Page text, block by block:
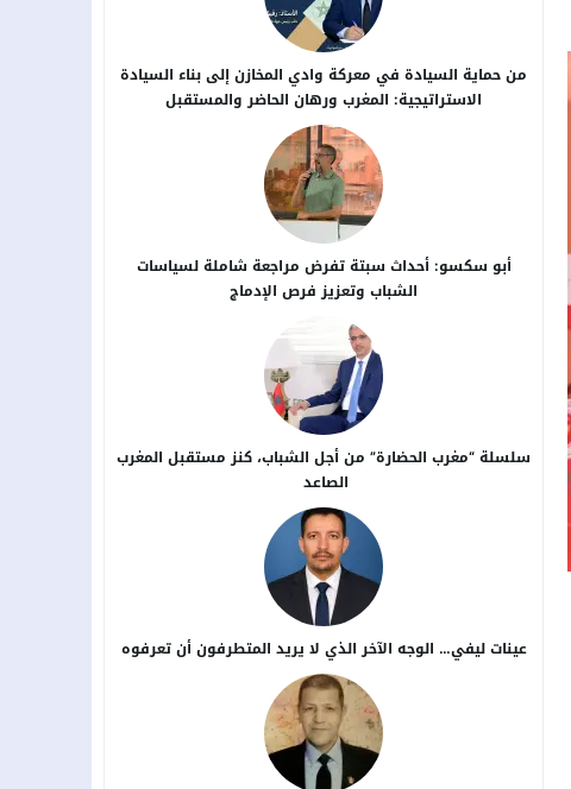
من حماية السيادة في معركة وادي المخازن إلى بناء السيادة
الاستراتيجية: المغرب ورهان الحاضر والمستقبل
أبو سكسو: أحداث سبتة تفرض مراجعة شاملة لسياسات
الشباب وتعزيز فرص الإدماج
سلسلة “مغرب الحضارة” من أجل ​الشباب، كنز مستقبل المغرب
الصاعد
عينات ليفي… الوجه الآخر الذي لا يريد المتطرفون أن تعرفوه